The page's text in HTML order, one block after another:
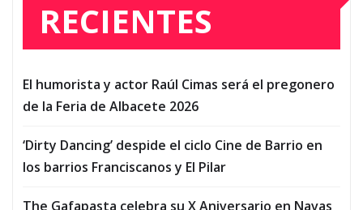
RECIENTES
El humorista y actor Raúl Cimas será el pregonero
de la Feria de Albacete 2026
‘Dirty Dancing’ despide el ciclo Cine de Barrio en
los barrios Franciscanos y El Pilar
The Gafapasta celebra su X Aniversario en Navas